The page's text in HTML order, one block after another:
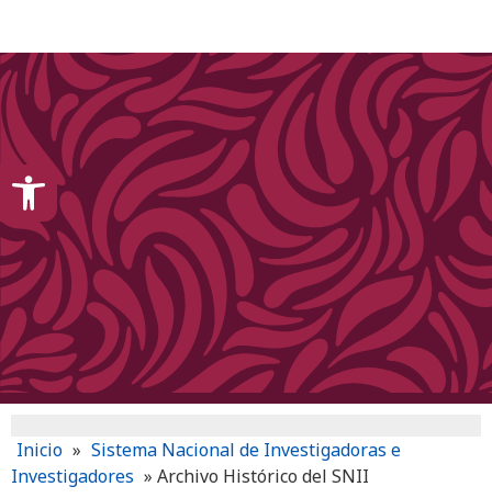
Inicio » Sistema Nacional de Investigadoras e
Investigadores » Archivo Histórico del SNII
Open toolbar